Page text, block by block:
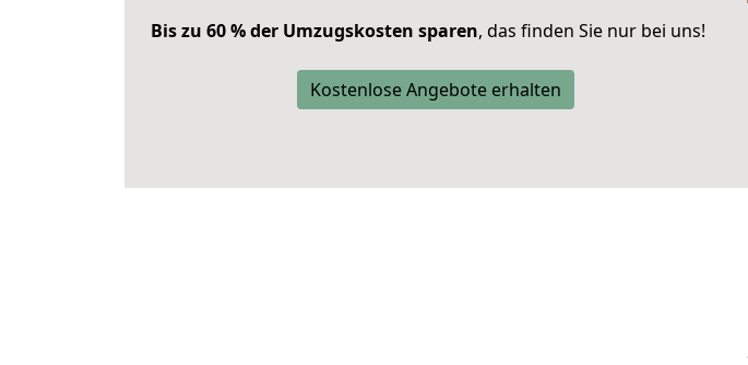
Bis zu 60 % der Umzugskosten sparen, das finden Sie nur bei uns!
Kostenlose Angebote erhalten